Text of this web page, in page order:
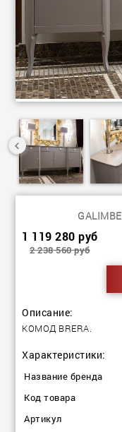
1 119 280 руб
2 238 560 руб
Описание:
КОМОД BRERA.
Характеристики:
Название бренда
Код товара
Артикул